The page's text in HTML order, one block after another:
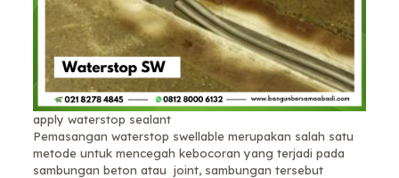
apply waterstop sealant
Pemasangan waterstop swellable merupakan salah satu
metode untuk mencegah kebocoran yang terjadi pada
sambungan beton atau joint, sambungan tersebut